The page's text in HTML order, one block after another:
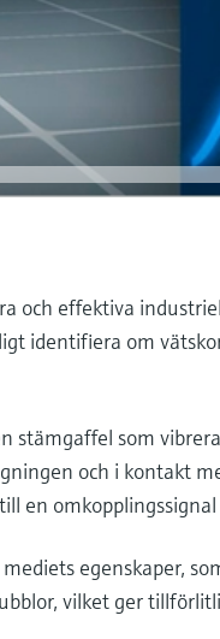
och effektiva
identifiera om
stämgaffel som
och i kontakt
en
egenskaper,
vilket ger